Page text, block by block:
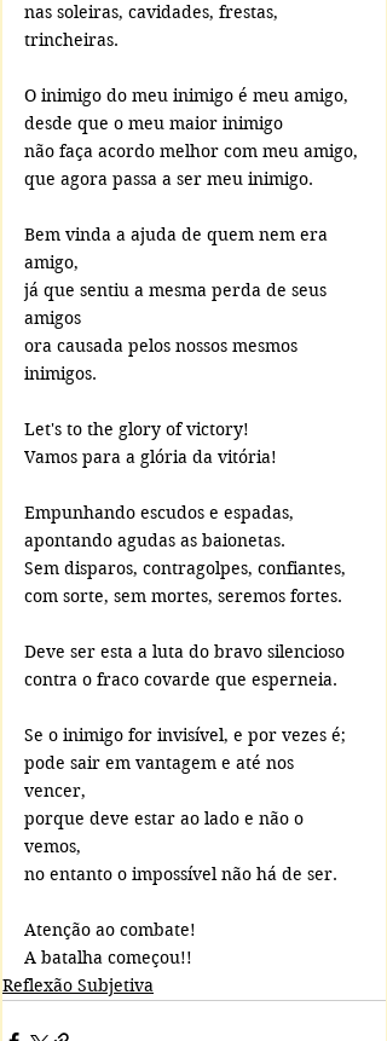
nas soleiras, cavidades, frestas,
trincheiras.
O inimigo do meu inimigo é meu amigo,
desde que o meu maior inimigo
não faça acordo melhor com meu amigo,
que agora passa a ser meu inimigo.
Bem vinda a ajuda de quem nem era
amigo,
já que sentiu a mesma perda de seus
amigos
ora causada pelos nossos mesmos
inimigos.
Let's to the glory of victory!
Vamos para a glória da vitória!
Empunhando escudos e espadas,
apontando agudas as baionetas.
Sem disparos, contragolpes, confiantes,
com sorte, sem mortes, seremos fortes.
Deve ser esta a luta do bravo silencioso
contra o fraco covarde que esperneia.
Se o inimigo for invisível, e por vezes é;
pode sair em vantagem e até nos
vencer,
porque deve estar ao lado e não o
vemos,
no entanto o impossível não há de ser.
Atenção ao combate!
A batalha começou!!
Reflexão Subjetiva